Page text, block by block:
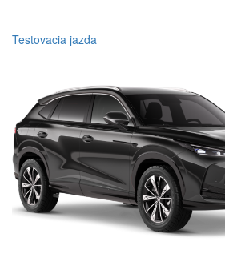
Testovacia jazda